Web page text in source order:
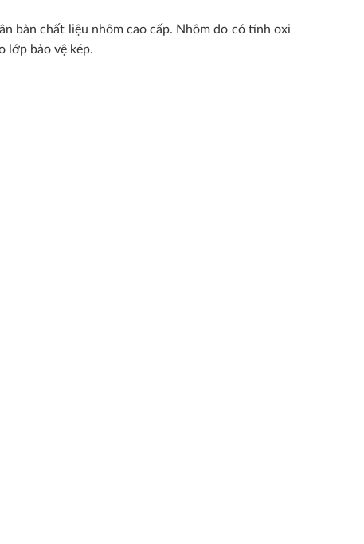
bàn chất liệu nhôm cao cấp. Nhôm do có tính oxi
lớp bảo vệ kép.